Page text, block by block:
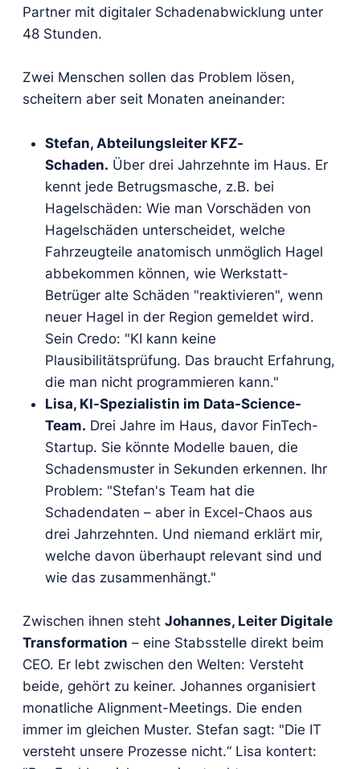
Partner mit digitaler Schadenabwicklung unter
48 Stunden.
Zwei Menschen sollen das Problem lösen,
scheitern aber seit Monaten aneinander:
Stefan, Abteilungsleiter KFZ-
Schaden. Über drei Jahrzehnte im Haus. Er
kennt jede Betrugsmasche, z.B. bei
Hagelschäden: Wie man Vorschäden von
Hagelschäden unterscheidet, welche
Fahrzeugteile anatomisch unmöglich Hagel
abbekommen können, wie Werkstatt-
Betrüger alte Schäden "reaktivieren", wenn
neuer Hagel in der Region gemeldet wird.
Sein Credo: "KI kann keine
Plausibilitätsprüfung. Das braucht Erfahrung,
die man nicht programmieren kann."
Lisa, KI-Spezialistin im Data-Science-
Team. Drei Jahre im Haus, davor FinTech-
Startup. Sie könnte Modelle bauen, die
Schadensmuster in Sekunden erkennen. Ihr
Problem: "Stefan's Team hat die
Schadendaten – aber in Excel-Chaos aus
drei Jahrzehnten. Und niemand erklärt mir,
welche davon überhaupt relevant sind und
wie das zusammenhängt."
Zwischen ihnen steht Johannes, Leiter Digitale
Transformation – eine Stabsstelle direkt beim
CEO. Er lebt zwischen den Welten: Versteht
beide, gehört zu keiner. Johannes organisiert
monatliche Alignment-Meetings. Die enden
immer im gleichen Muster. Stefan sagt: "Die IT
versteht unsere Prozesse nicht.“ Lisa kontert: